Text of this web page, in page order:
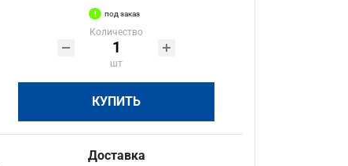
под заказ
Количество
шт
КУПИТЬ
Доставка